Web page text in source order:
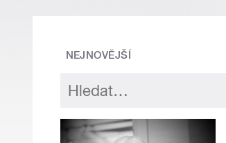
NEJNOVĚJŠÍ